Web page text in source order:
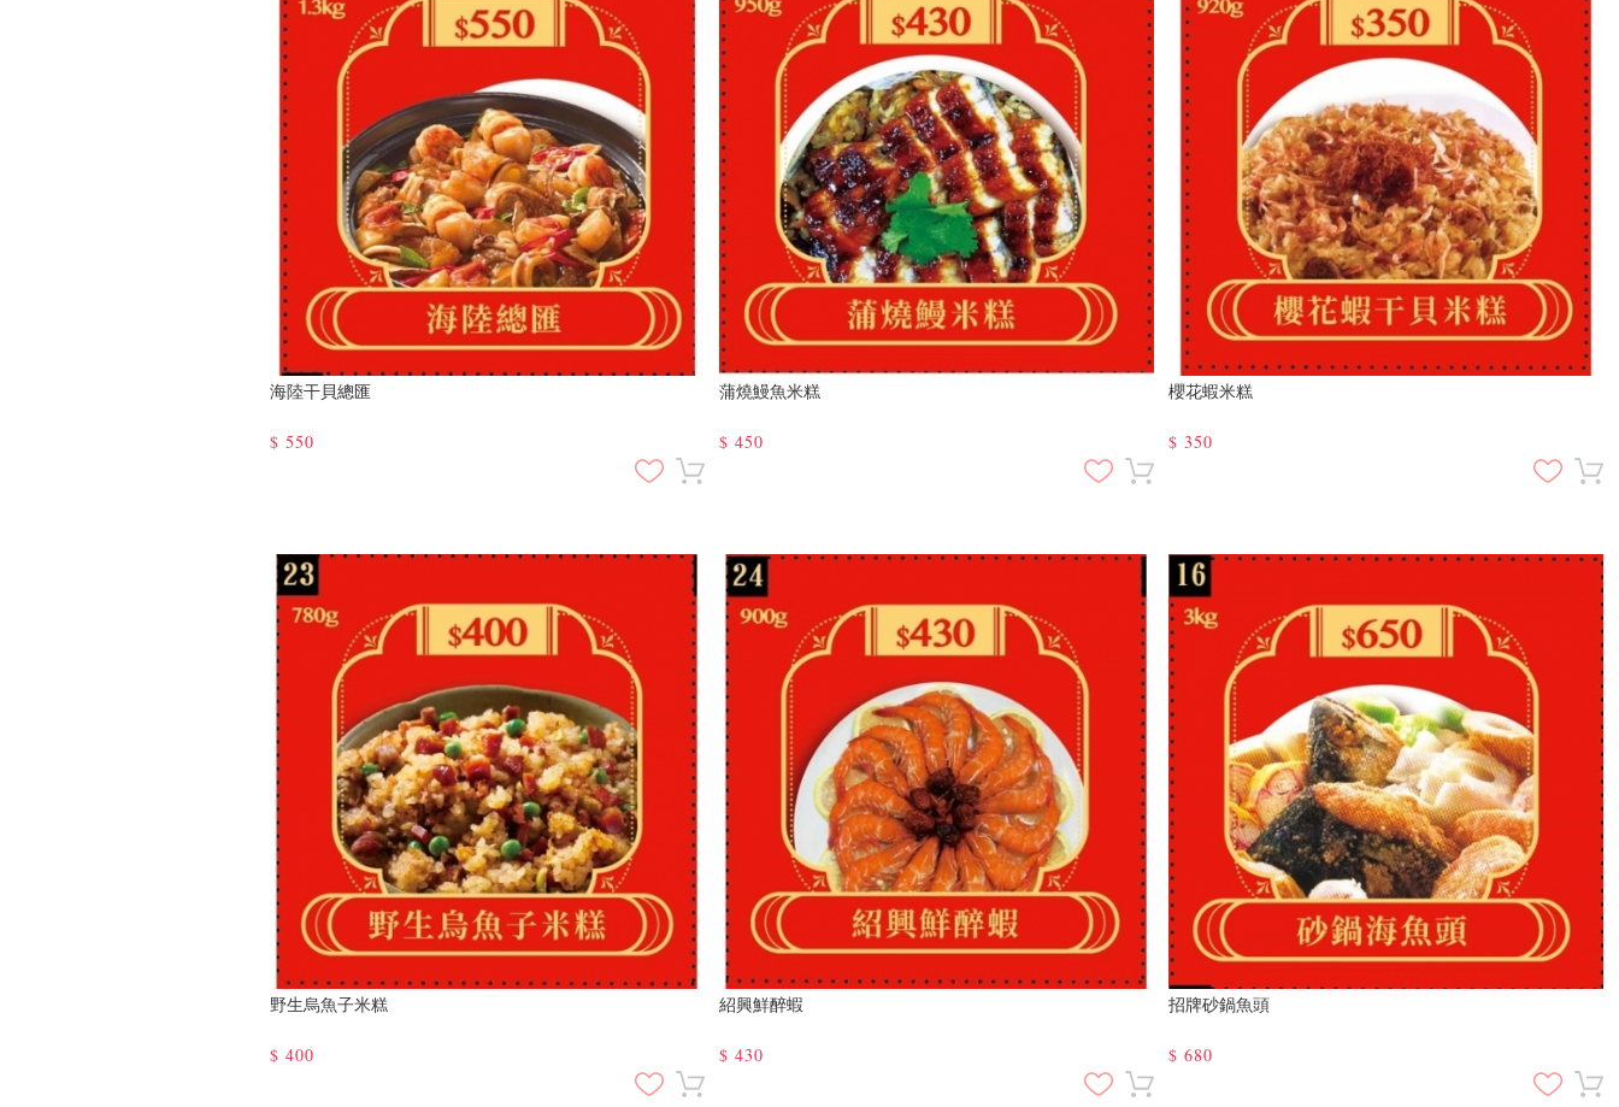
海陸干貝總匯
$ 550
蒲燒鰻魚米糕
$ 450
櫻花蝦米糕
$ 350
野生烏魚子米糕
$ 400
紹興鮮醉蝦
$ 430
招牌砂鍋魚頭
$ 680